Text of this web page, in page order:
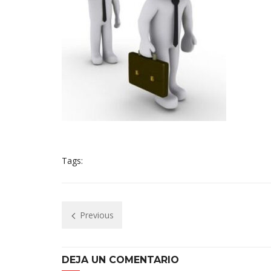
Tags:
Previous
DEJA UN COMENTARIO